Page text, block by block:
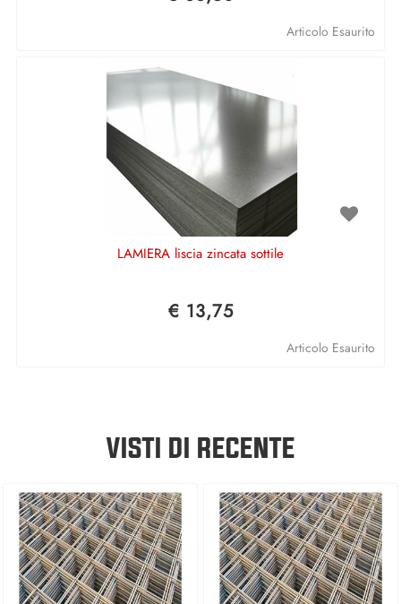
Articolo Esaurito
LAMIERA liscia zincata sottile
€ 13,75
Articolo Esaurito
VISTI DI RECENTE